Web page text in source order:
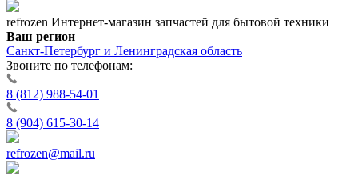
refrozen Интернет-магазин запчастей для бытовой техники
Ваш регион
Санкт-Петербург и Ленинградская область
Звоните по телефонам:
8 (812) 988-54-01
8 (904) 615-30-14
refrozen@mail.ru